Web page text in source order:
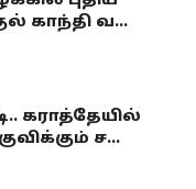
காந்தி வ...
கராத்தேயில்
ச...